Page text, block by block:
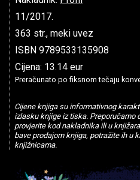
11/2017.
363 str., meki uvez
ISBN 9789533135908
Cijena: 13.14 eur
Preračunato po fiksnom tečaju
Cijene knjiga su informativnog
izlasku knjige iz tiska. Preporučamo
provjerite kod nakladnika ili u
bave prodajom knjiga, potražite ih u
knjižnicama.